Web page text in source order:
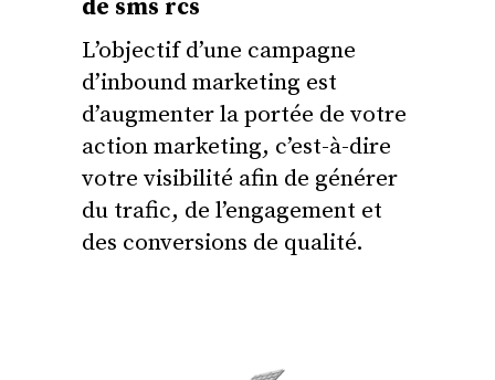
de sms rcs
L’objectif d’une campagne
d’inbound marketing est
d’augmenter la portée de votre
action marketing, c’est-à-dire
votre visibilité afin de générer
du trafic, de l’engagement et
des conversions de qualité.